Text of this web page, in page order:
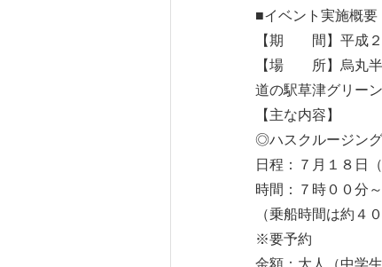
■イベント実施概要
【期 間】平成２
【場 所】烏丸半
道の駅草津グリー
【主な内容】
◎ハスクルージング
日程：７月１８日
時間：７時００分
（乗船時間は約４０
※要予約
金額：大人（中学